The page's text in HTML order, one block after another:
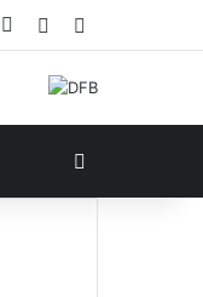
RSS Ausazko